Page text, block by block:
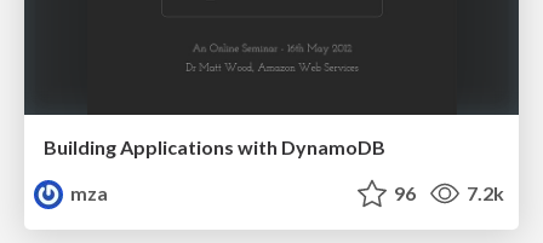
Building Applications with DynamoDB
mza
96 7.2k